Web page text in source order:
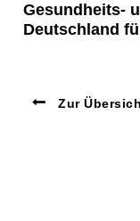
Gesundheits-
Deutschland
Zur